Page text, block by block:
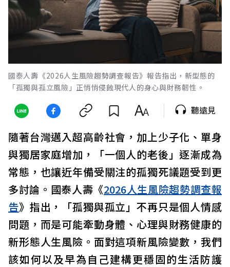
國泰人壽《2026人生風險趨勢調查報告》報告指出，新型態的
「孤獨與孤立風險」正悄悄侵蝕現代人的身心與財務韌性。
聽遠見
隨著台灣邁入超高齡社會，加上少子化、單身
與獨居家庭增加，「一個人的老後」逐漸成為
常態，也讓近年備受關注的孤獨死議題受到更
多討論。國泰人壽《2026人生風險趨勢調查報
告》指出，「孤獨與孤立」不再只是個人情感
問題，而是可能牽動身體、心理與財務健康的
新形態人生風險。面對這項新風險變數，我們
該如何以及早為自己建構更穩固的生活防護